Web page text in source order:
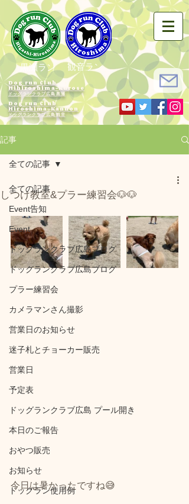
黒瀬ラン 観音ラン
Dog run Club
Hihiroshima-Kurose
ドッグランクラブ広島黒瀬
Dog run Club
Hiroshima-Kannon
​ドッグランクラブ広島観音
記事
全ての記事
Event告知
Event
ドッグランクラブ広島ブログ
ドッグランクラブ広島ブログ
プラー練習会
カメラマンさん撮影
営業日のお知らせ
迷子札とチョーカー販売
営業日
予定表
ドッグランクラブ広島 プール開き
本日のご報告
おやつ販売
お知らせ
ドッグラン使用例
全ての記事
しつけ教室&プラー練習会🐶🐶
今日は暑かったですね😅